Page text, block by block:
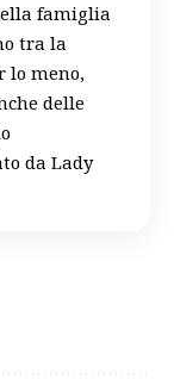
famiglia
tra la
lo meno,
delle
da Lady